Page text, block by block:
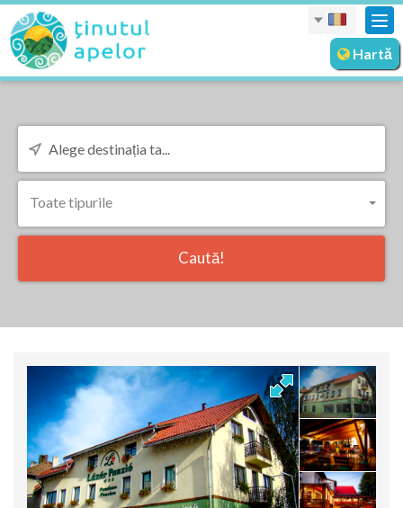
Hartă
Toate tipurile
Caută!